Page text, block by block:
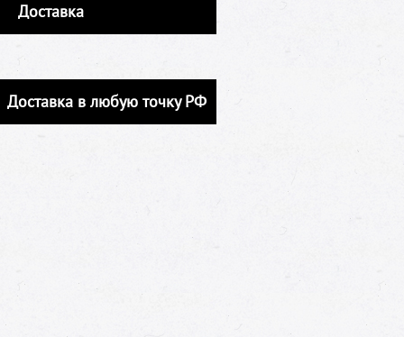
Доставка
Доставка в любую точку РФ